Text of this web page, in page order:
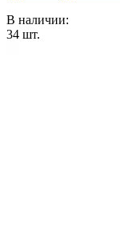
В наличии:
34 шт.